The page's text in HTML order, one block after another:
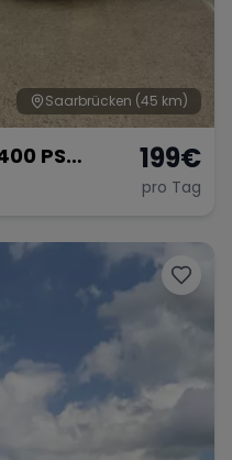
Saarbrücken (45 km)
PS
199€
pro Tag